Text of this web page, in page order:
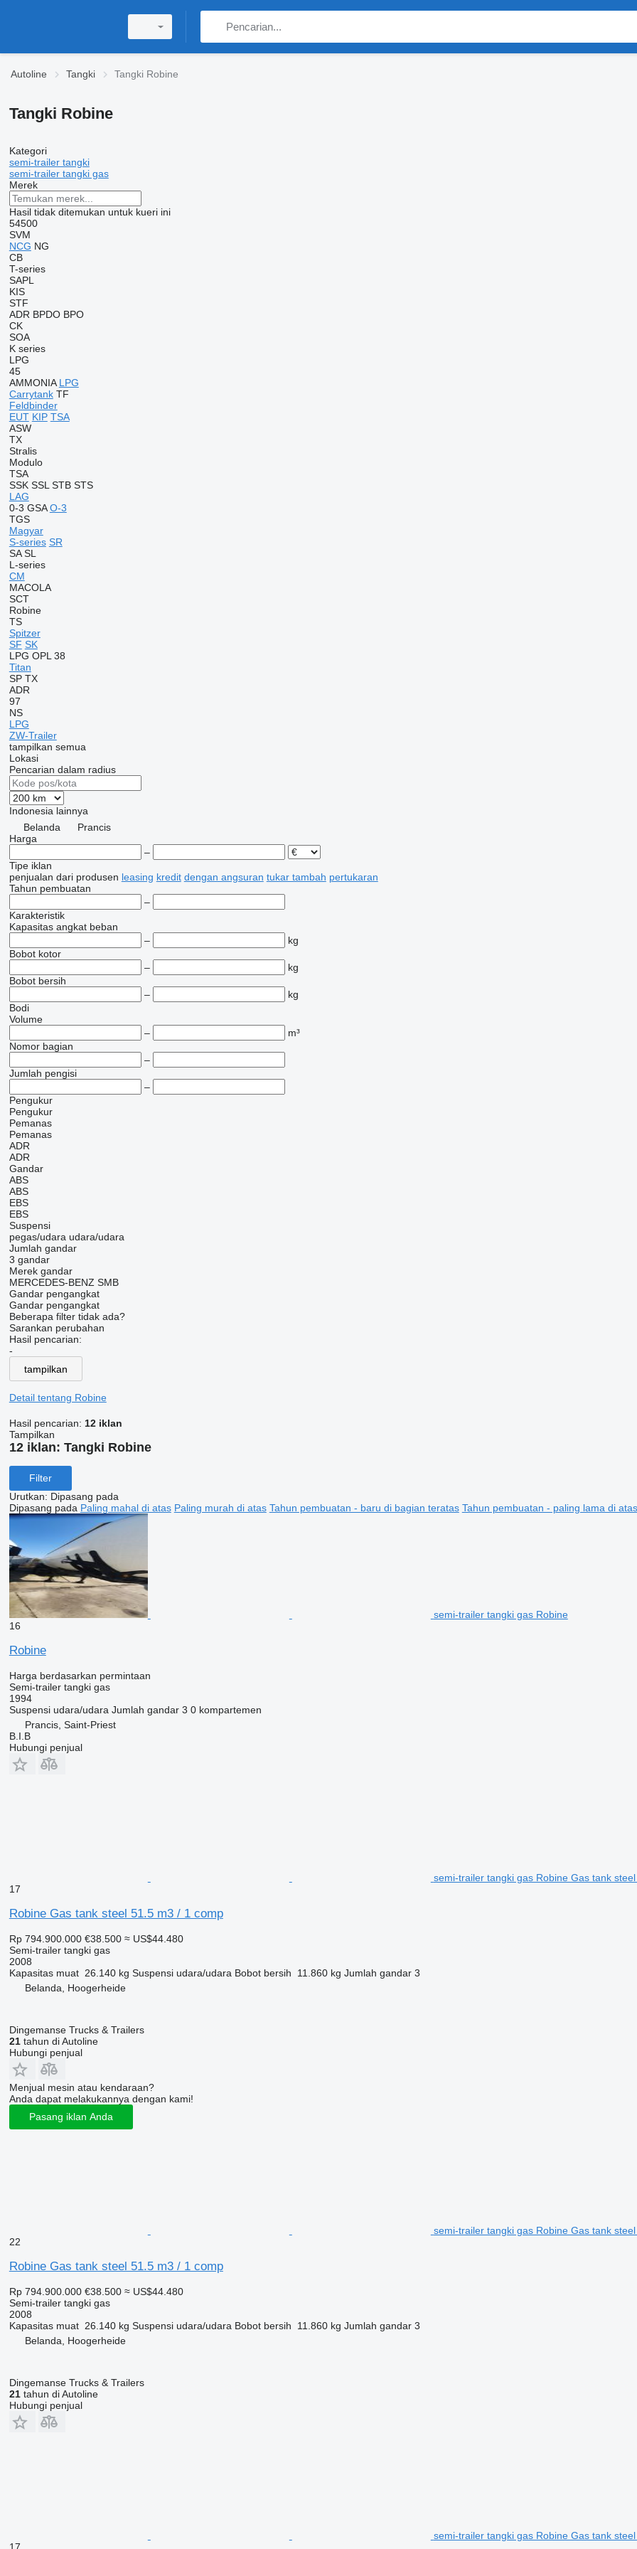
Autoline Tangki Tangki Robine
Tangki Robine
Kategori
semi-trailer tangki
semi-trailer tangki gas
Merek
Hasil tidak ditemukan untuk kueri ini
54500
SVM
NCG NG
CB
T-series
SAPL
KIS
STF
ADR BPDO BPO
CK
SOA
K series
LPG
45
AMMONIA LPG
Carrytank TF
Feldbinder
EUT KIP TSA
ASW
TX
Stralis
Modulo
TSA
SSK SSL STB STS
LAG
0-3 GSA O-3
TGS
Magyar
S-series SR
SA SL
L-series
CM
MACOLA
SCT
Robine
TS
Spitzer
SF SK
LPG OPL 38
Titan
SP TX
ADR
97
NS
LPG
ZW-Trailer
tampilkan semua
Lokasi
Pencarian dalam radius
Indonesia lainnya
Belanda
Prancis
Harga
–
Tipe iklan
penjualan dari produsen leasing kredit dengan angsuran tukar tambah pertukaran
Tahun pembuatan
–
Karakteristik
Kapasitas angkat beban
–
kg
Bobot kotor
–
kg
Bobot bersih
–
kg
Bodi
Volume
–
m³
Nomor bagian
–
Jumlah pengisi
–
Pengukur
Pengukur
Pemanas
Pemanas
ADR
ADR
Gandar
ABS
ABS
EBS
EBS
Suspensi
pegas/udara udara/udara
Jumlah gandar
3 gandar
Merek gandar
MERCEDES-BENZ SMB
Gandar pengangkat
Gandar pengangkat
Beberapa filter tidak ada?
Sarankan perubahan
Hasil pencarian:
-
tampilkan
Detail tentang Robine
Hasil pencarian: 12 iklan
Tampilkan
12 iklan: Tangki Robine
Filter
Urutkan: Dipasang pada
Dipasang pada Paling mahal di atas Paling murah di atas Tahun pembuatan - baru di bagian teratas Tahun pembuatan - paling lama di atas
semi-trailer tangki gas Robine
16
Robine
Harga berdasarkan permintaan
Semi-trailer tangki gas
1994
Suspensi udara/udara Jumlah gandar 3 0 kompartemen
Prancis, Saint-Priest
B.I.B
Hubungi penjual
semi-trailer tangki gas Robine Gas tank
17
Robine Gas tank steel 51.5 m3 / 1 comp
Rp 794.900.000 €38.500 ≈ US$44.480
Semi-trailer tangki gas
2008
Kapasitas muat 26.140 kg Suspensi udara/udara Bobot bersih 11.860 kg Jumlah gandar 3
Belanda, Hoogerheide
Dingemanse Trucks & Trailers
21tahun di Autoline
Hubungi penjual
Menjual mesin atau kendaraan?
Anda dapat melakukannya dengan kami!
Pasang iklan Anda
semi-trailer tangki gas Robine Gas tank
22
Robine Gas tank steel 51.5 m3 / 1 comp
Rp 794.900.000 €38.500 ≈ US$44.480
Semi-trailer tangki gas
2008
Kapasitas muat 26.140 kg Suspensi udara/udara Bobot bersih 11.860 kg Jumlah gandar 3
Belanda, Hoogerheide
Dingemanse Trucks & Trailers
21tahun di Autoline
Hubungi penjual
semi-trailer tangki gas Robine Gas tank